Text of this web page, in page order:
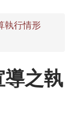
執行情形
導之執